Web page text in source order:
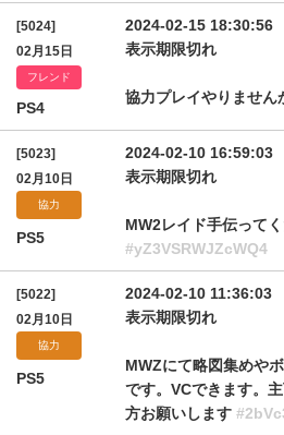
[5024]
02月15日
フレンド
PS4
2024-02-15 18:30:56
表示期限切れ
協力プレイやりません
[5023]
02月10日
協力
PS5
2024-02-10 16:59:03
表示期限切れ
MW2レイド手伝って
#yZ3VSRWJZcWQ4
[5022]
02月10日
協力
PS5
2024-02-10 11:36:03
表示期限切れ
MWZにて略図集めや
です。VCできます。
方お願いします